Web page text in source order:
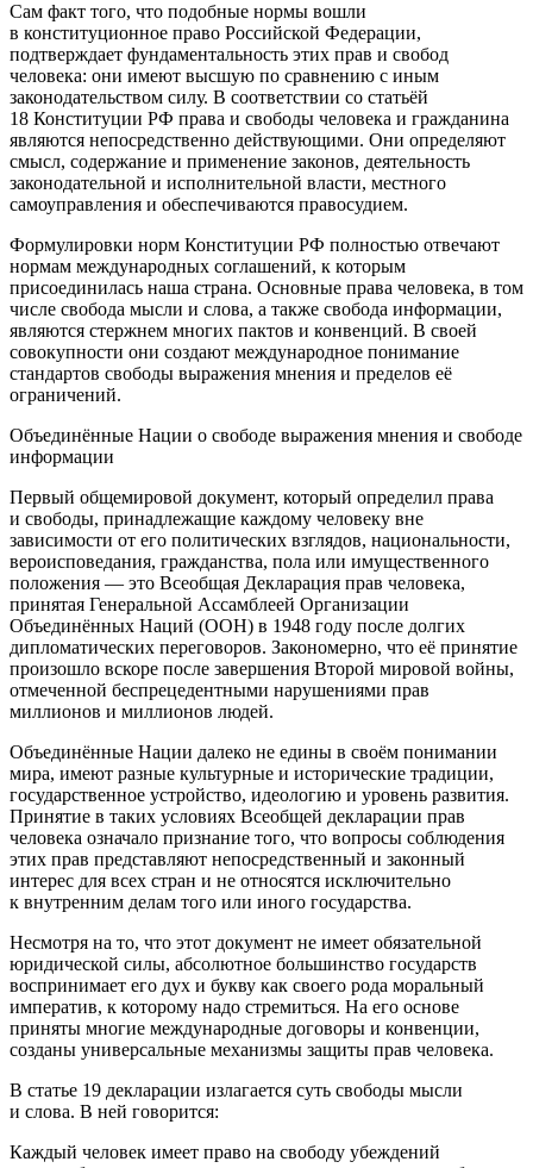
Сам факт того, что подобные нормы вошли
в конституционное право Российской Федерации,
подтверждает фундаментальность этих прав и свобод
человека: они имеют высшую по сравнению с иным
законодательством силу. В соответствии со статьёй
18 Конституции РФ права и свободы человека и гражданина
являются непосредственно действующими. Они определяют
смысл, содержание и применение законов, деятельность
законодательной и исполнительной власти, местного
самоуправления и обеспечиваются правосудием.
Формулировки норм Конституции РФ полностью отвечают
нормам международных соглашений, к которым
присоединилась наша страна. Основные права человека, в том
числе свобода мысли и слова, а также свобода информации,
являются стержнем многих пактов и конвенций. В своей
совокупности они создают международное понимание
стандартов свободы выражения мнения и пределов её
ограничений.
Объединённые Нации о свободе выражения мнения и свободе
информации
Первый общемировой документ, который определил права
и свободы, принадлежащие каждому человеку вне
зависимости от его политических взглядов, национальности,
вероисповедания, гражданства, пола или имущественного
положения — это Всеобщая Декларация прав человека,
принятая Генеральной Ассамблеей Организации
Объединённых Наций (ООН) в 1948 году после долгих
дипломатических переговоров. Закономерно, что её принятие
произошло вскоре после завершения Второй мировой войны,
отмеченной беспрецедентными нарушениями прав
миллионов и миллионов людей.
Объединённые Нации далеко не едины в своём понимании
мира, имеют разные культурные и исторические традиции,
государственное устройство, идеологию и уровень развития.
Принятие в таких условиях Всеобщей декларации прав
человека означало признание того, что вопросы соблюдения
этих прав представляют непосредственный и законный
интерес для всех стран и не относятся исключительно
к внутренним делам того или иного государства.
Несмотря на то, что этот документ не имеет обязательной
юридической силы, абсолютное большинство государств
воспринимает его дух и букву как своего рода моральный
императив, к которому надо стремиться. На его основе
приняты многие международные договоры и конвенции,
созданы универсальные механизмы защиты прав человека.
В статье 19 декларации излагается суть свободы мысли
и слова. В ней говорится:
Каждый человек имеет право на свободу убеждений